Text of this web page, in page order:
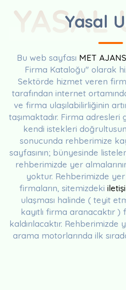
Yasal
YASAL
Bu web sayfası MET AJANS
Firma Kataloğu" olarak
Sektörde hizmet veren
tarafından internet
ve firma ulaşılabilirliğinin
taşımaktadır. Firma
kendi istekleri
sonucunda rehberimize
sayfasının; bünyesinde
rehberimizde yer
yoktur. Rehberimizde
firmaların, sitemizdeki
ulaşması halinde ( teyit
kayıtlı firma aranacaktır
kaldırılacaktır.
arama motorlarında ilk